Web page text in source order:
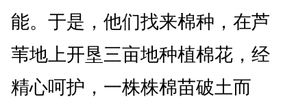
能。于是，他们找来棉种，在芦
苇地上开垦三亩地种植棉花，经
精心呵护，一株株棉苗破土而